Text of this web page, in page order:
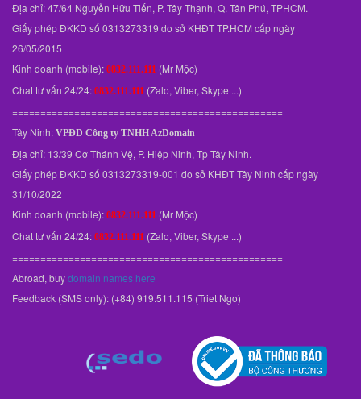
Địa chỉ: 47/64 Nguyễn Hữu Tiến, P. Tây Thạnh, Q. Tân Phú, TPHCM.
Giấy phép ĐKKD số 0313273319 do sở KHĐT TP.HCM cấp ngày
26/05/2015
Kinh doanh (mobile): 0832.111.111 (Mr Mộc)
Chat tư vấn 24/24: 0832.111.111 (Zalo, Viber, Skype ...)
================================================
Tây Ninh: VPĐD Công ty TNHH AzDomain
Địa chỉ: 13/39 Cơ Thánh Vệ, P. Hiệp Ninh, Tp Tây Ninh.
Giấy phép ĐKKD số 0313273319-001 do sở KHĐT Tây Ninh cấp ngày
31/10/2022
Kinh doanh (mobile): 0832.111.111 (Mr Mộc)
Chat tư vấn 24/24: 0832.111.111 (Zalo, Viber, Skype ...)
================================================
Abroad, buydomain names here
Feedback (SMS only): (+84) 919.511.115 (Triet Ngo)